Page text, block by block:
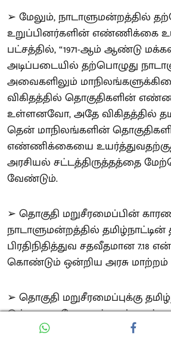
➢ மேலும், நாடாளுமன்றத்தில்
உறுப்பினர்களின் எண்ணிக்கை
பட்சத்தில், “1971-ஆம் ஆண்டு
அடிப்படையில் தற்பொழுது
அவைகளிலும்
விகிதத்தில் தொகுதிகளின்
உள்ளனவோ, அதே விகிதத்தில்
தென் மாநிலங்களின்
எண்ணிக்கையை
அரசியல் சட்டத்திருத்தத்தை
வேண்டும்.
➢ தொகுதி மறுசீரமைப்பின்
நாடாளுமன்றத்தில்
பிரதிநிதித்துவ சதவீதமான
கொண்டும் ஒன்றிய அரசு மாற்றம்
➢ தொகுதி மறுசீரமைப்புக்கு
இல்லை அதேசமயம் கடந்த
சமூக, பொருளாதார